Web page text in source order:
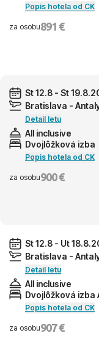
Popis hotela od CK
za osobu891 €
St 12.8 - St
Bratislava -
Detail letu
All inclusive
Dvojlôžková izba
Popis hotela od CK
za osobu900 €
St 12.8 - Ut
Bratislava -
Detail letu
All inclusive
Dvojlôžková izba
Popis hotela od CK
za osobu907 €